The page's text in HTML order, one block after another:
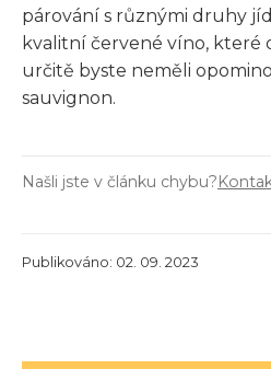
párování s různými druhy
kvalitní červené víno, které
určitě byste neměli
sauvignon.
Našli jste v článku chybu?
Publikováno: 02. 09. 2023